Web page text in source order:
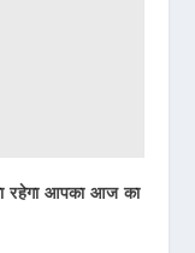
रहेगा आपका आज का